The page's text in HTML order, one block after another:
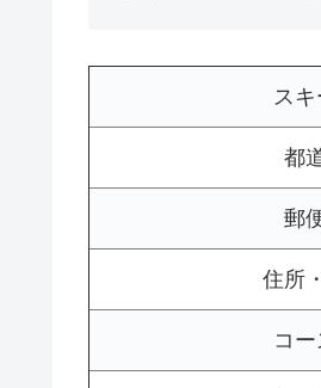
スキ
都
郵
住所
コ